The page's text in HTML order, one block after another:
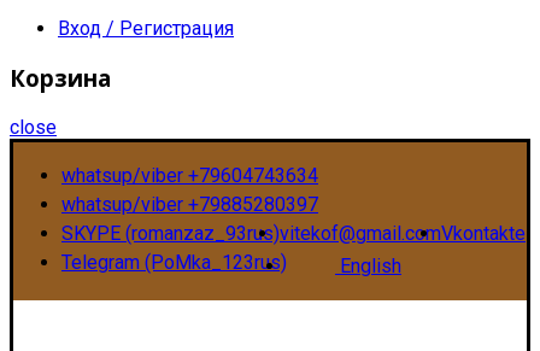
Вход / Регистрация
Корзина
close
whatsup/viber +79604743634
whatsup/viber +79885280397
SKYPE (romanzaz_93rus)vitekof@gmail.comVkontakte
Telegram (PoMka_123rus)
English